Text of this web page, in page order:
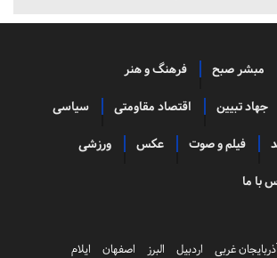
مبشر صبح فرهنگ و هنر
جهاد تبیین اقتصاد مقاومتی سیاسی
فیلم و صوت عکس ورزشی
با ما
غربی اردبیل البرز اصفهان
ایلام